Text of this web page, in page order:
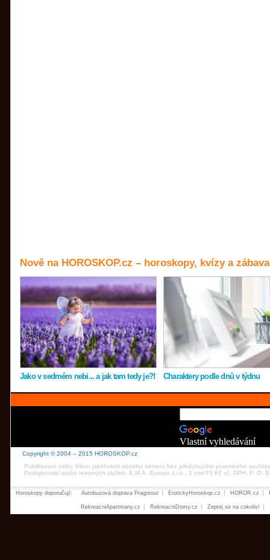
Nově na HOROSKOP.cz – horoskopy, kvízy a zábava
Jako v sedmém nebi... a jak tam tedy je?! Charaktery podle dnů v týdnu
Vlastní vyhledávání
Copyright © 2004 – 2015 HOROSKOP.cz
Publikování nebo šíření jakéhokoli obsahu serveru bez předchozího písemného
Poskytovatel audio textových služeb: E.M.A. Europe s.r.o., 1 min/70 Kč vč. DPH, P. O.
Horoskopy doporučují: Autobusová doprava Pragotour ErotickyHoroskop.cz HOROR.cz
RekreacniApartmany.cz RekreacniDomy.cz Zeptej se na cokoliv!